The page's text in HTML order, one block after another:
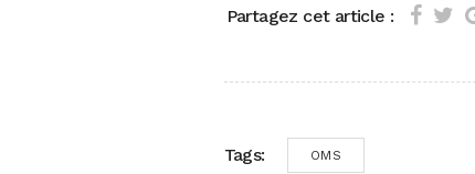
Partagez cet article :
Tags: OMS